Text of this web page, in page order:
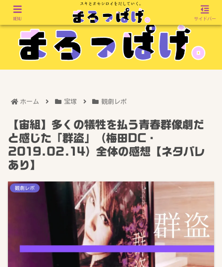
ホーム 宝塚 観劇レポ
【宙組】多くの犠牲を払う青春群像劇だ
と感じた「群盗」（梅田DC・
2019.02.14）全体の感想【ネタバレ
あり】
観劇レポ
MENU サイドバー